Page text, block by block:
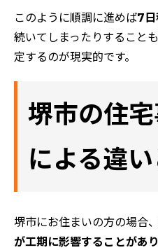
このように順調に進めば7日
続いてしまったりすること
定するのが現実的です。
堺市の住
による違い
堺市にお住まいの方の場合、
が工期に影響することがあり